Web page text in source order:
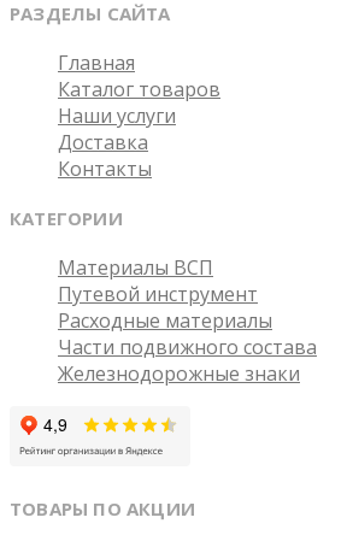
РАЗДЕЛЫ САЙТА
Главная
Каталог товаров
Наши услуги
Доставка
Контакты
КАТЕГОРИИ
Материалы ВСП
Путевой инструмент
Расходные материалы
Части подвижного состава
Железнодорожные знаки
ТОВАРЫ ПО АКЦИИ